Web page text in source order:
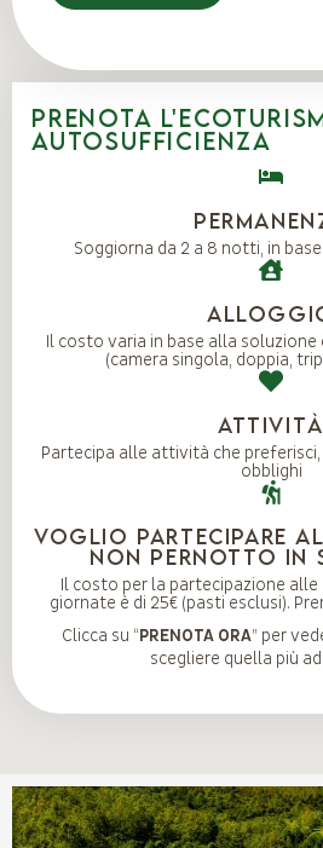
PRENOTA
AUTOSUFFICIENZA
Soggiorna da 2 a 8 notti, in
Il costo varia in base alla
(camera singola, doppia,
ATTIVITÀ
Partecipa alle attività che
obblighi
VOGLIO PARTECIPARE
NON PERNOTTO IN
Il costo per la partecipazione
giornate è di 25€ (pasti esclusi).
Clicca su “PRENOTA ORA” per
scegliere quella più